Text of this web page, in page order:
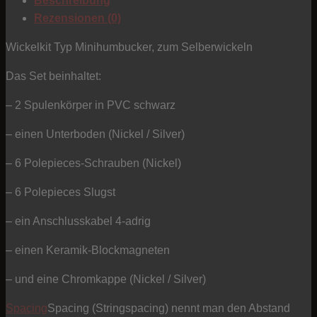
Slugs
Cover
Rezensionen (0)
Wickelkit Typ Minihumbucker, zum Selberwickeln
Das Set beinhaltet:
– 2 Spulenkörper in PVC schwarz
– einen Unterboden (Nickel / Silver)
– 6 Polepieces-Schrauben (Nickel)
– 6 Polepieces Slugst
– ein Anschlusskabel 4-adrig
– einen Keramik-Blockmagneten
– und eine Chromkappe (Nickel / Silver)
SpacingSpacing (Stringspacing) nennt man den Abstand